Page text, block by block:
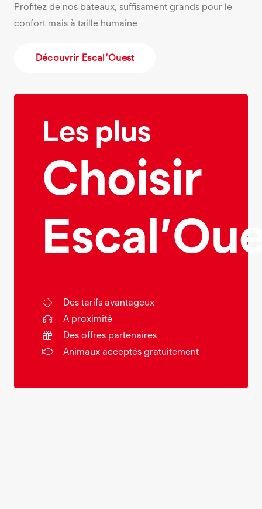
Profitez de nos bateaux, suffisament grands pour le
confort mais à taille humaine
Découvrir Escal’Ouest
Les plus
Choisir
Des tarifs avantageux
A proximité
Des offres partenaires
Animaux acceptés gratuitement